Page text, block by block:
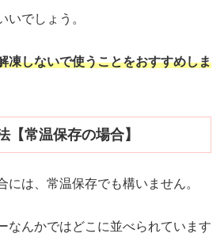
いでしょう。
凍しないで使うことをおすすめしま
【常温保存の場合】
には、常温保存でも構いません。
なんかではどこに並べられています